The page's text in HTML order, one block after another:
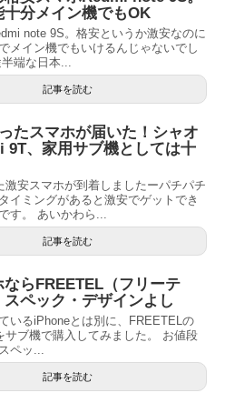
十分メイン機でもOK
note 9S。格安というか激安なのに
メイン機でもいけるんじゃないでし
端な日本...
記事を読む
たスマホが届いた！シャオ
9T、家用サブ機としては十
激安スマホが到着しましたーパチパチ
イミングがあると激安でゲットでき
す。 あいかわら...
記事を読む
らFREETEL（フリーテ
スペック・デザインよし
いるiPhoneとは別に、FREETELの
サブ機で購入してみました。 お値段
ペッ...
記事を読む